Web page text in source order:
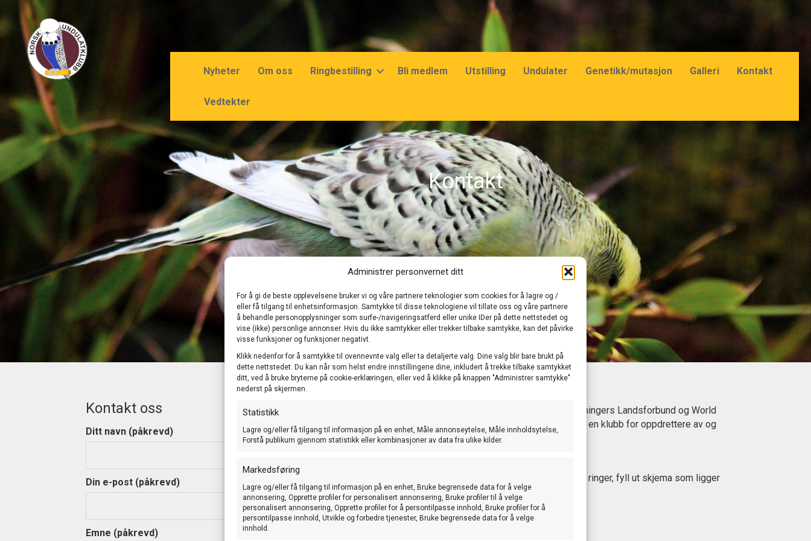
Administrer personvernet ditt
For å gi de beste opplevelsene bruker vi og våre partnere teknologier som cookies for å lagre og /
eller få tilgang til enhetsinformasjon. Samtykke til disse teknologiene vil tillate oss og våre partnere
å behandle personopplysninger som surfe-/navigeringsatferd eller unike IDer på dette nettstedet og
vise (ikke) personlige annonser. Hvis du ikke samtykker eller trekker tilbake samtykke, kan det påvirke
visse funksjoner og funksjoner negativt.
Klikk nedenfor for å samtykke til ovennevnte valg eller ta detaljerte valg. Dine valg blir bare brukt på
dette nettstedet. Du kan når som helst endre innstillingene dine, inkludert å trekke tilbake samtykket
ditt, ved å bruke bryterne på cookie-erklæringen, eller ved å klikke på knappen "Administrer samtykke"
nederst på skjermen.
Statistikk
Lagre og/eller få tilgang til informasjon på en enhet, Måle annonseytelse, Måle innholdsytelse,
Forstå publikum gjennom statistikk eller kombinasjoner av data fra ulike kilder.
Markedsføring
Lagre og/eller få tilgang til informasjon på en enhet, Bruke begrensede data for å velge
annonsering, Opprette profiler for personalisert annonsering, Bruke profiler til å velge
personalisert annonsering, Opprette profiler for å persontilpasse innhold, Bruke profiler for å
persontilpasse innhold, Utvikle og forbedre tjenester, Bruke begrensede data for å velge
innhold.
Nyheter Om oss Ringbestilling Bli medlem Utstilling Undulater Genetikk/mutasjon Galleri Kontakt
Vedtekter
Kontakt
Kontakt oss
Ditt navn (påkrevd)
Din e-post (påkrevd)
Emne (påkrevd)
Klubben er tilknyttet Norske Tropefuglforeningers Landsforbund og World
Budgerigar Organisation og er ment å være en klubb for oppdrettere av og
alle som er glade i undulater.
Dersom du er medlem og ønsker å bestille ringer, fyll ut skjema som ligger
under fanen *ringbestilling*.